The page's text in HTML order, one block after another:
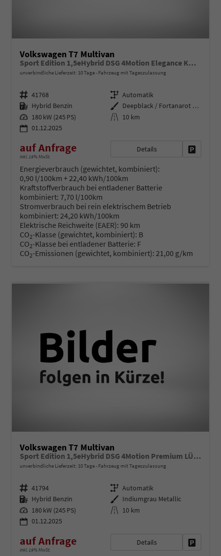
Volkswagen T7 Multivan
Sport Edition 1,5eHybrid DSG 4Motion Elegance KÜ 7 Sitzer
unverbindliche Lieferzeit: 10 Tage Fahrzeug mit Tageszulassung
Fahrzeugnr. 41768 Getriebe Automatik
Kraftstoff Hybrid Benzin Außenfarbe
Deepblack / Fortanarot Metallic
Leistung 180 kW (245 PS) Kilometerstand 10 km
01.12.2025
auf Anfrage
inkl. 19% MwSt.
Details
Energieverbrauch (gewichtet, kombiniert):
0,90 l/100km + 22,40 kWh/100km
Kraftstoffverbrauch bei entladener Batterie
kombiniert: 7,70 l/100km
Stromverbrauch bei rein elektrischem Betrieb
kombiniert: 24,20 kWh/100km
Elektrische Reichweite (EAER): 90 km
CO2-Klasse (gewichtet, kombiniert): B
CO2-Klasse bei entladener Batterie: F
CO2-Emissionen (gewichtet, kombiniert): 21,00 g/km
Volkswagen T7 Multivan
Sport Edition 1,5eHybrid DSG 4Motion Premium LÜ 7 Sitzer
unverbindliche Lieferzeit: 10 Tage Fahrzeug mit Tageszulassung
Fahrzeugnr. 41794 Getriebe Automatik
Kraftstoff Hybrid Benzin Außenfarbe Indiumgrau Metallic
Leistung 180 kW (245 PS) Kilometerstand 10 km
01.12.2025
auf Anfrage
inkl. 19% MwSt.
Details